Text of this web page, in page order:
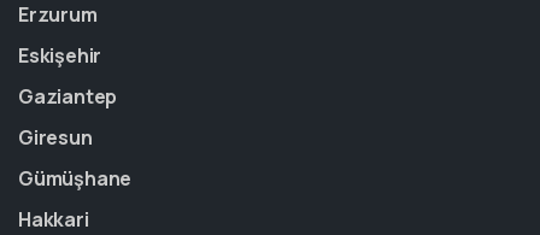
Erzurum
Eskişehir
Gaziantep
Giresun
Gümüşhane
Hakkari